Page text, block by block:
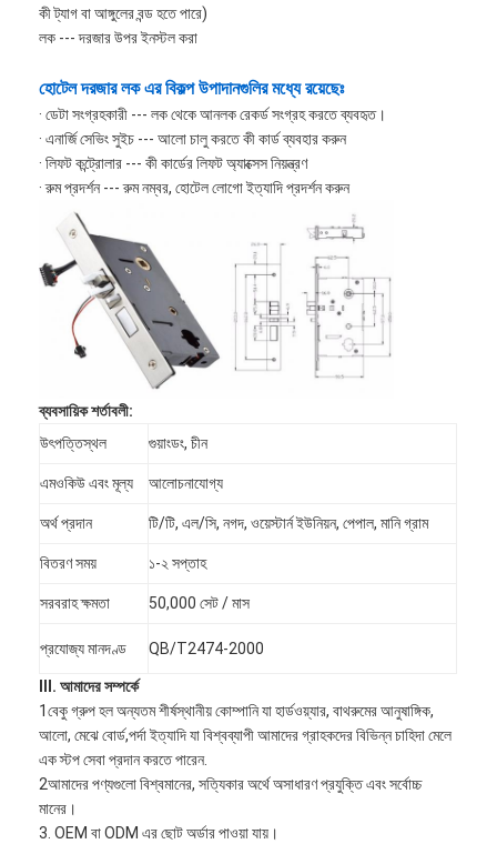
কী ট্যাগ বা আঙ্গুলের বন্ড হতে পারে)
লক --- দরজার উপর ইনস্টল করা
হোটেল দরজার লক এর বিকল্প উপাদানগুলির মধ্যে রয়েছেঃ
· ডেটা সংগ্রহকারী --- লক থেকে আনলক রেকর্ড সংগ্রহ করতে ব্যবহৃত।
· এনার্জি সেভিং সুইচ --- আলো চালু করতে কী কার্ড ব্যবহার করুন
· লিফট কন্ট্রোলার --- কী কার্ডের লিফট অ্যাক্সেস নিয়ন্ত্রণ
· রুম প্রদর্শন --- রুম নম্বর, হোটেল লোগো ইত্যাদি প্রদর্শন করুন
ব্যবসায়িক শর্তাবলী:
উৎপত্তিস্থল
গুয়াংডং, চীন
এমওকিউ এবং মূল্য আলোচনাযোগ্য
অর্থ প্রদান টি/টি, এল/সি, নগদ, ওয়েস্টার্ন ইউনিয়ন, পেপাল, মানি গ্রাম
বিতরণ সময় ১-২ সপ্তাহ
সরবরাহ ক্ষমতা 50,000 সেট / মাস
প্রযোজ্য মানদণ্ড QB/T2474-2000
III. আমাদের সম্পর্কে
1বেকু গ্রুপ হল অন্যতম শীর্ষস্থানীয় কোম্পানি যা হার্ডওয়্যার, বাথরুমের আনুষাঙ্গিক,
আলো, মেঝে বোর্ড,পর্দা ইত্যাদি যা বিশ্বব্যাপী আমাদের গ্রাহকদের বিভিন্ন চাহিদা মেলে
এক স্টপ সেবা প্রদান করতে পারেন.
2আমাদের পণ্যগুলো বিশ্বমানের, সত্যিকার অর্থে অসাধারণ প্রযুক্তি এবং সর্বোচ্চ
মানের।
3. OEM বা ODM এর ছোট অর্ডার পাওয়া যায়।